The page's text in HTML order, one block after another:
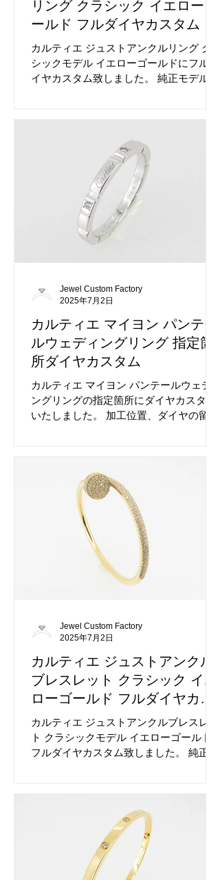
リング クラシック イエローゴ
ールド フルダイヤカスタム
カルティエ ジュストアンクルリング クラ
シックモデル イエローゴールドにフルダ
イヤカスタム致しました。 純正モデルを
大人気です。 SMモデルのカスタムも承
っております。 ジュストアンクルシリー
ズ以外のカスタムも大得意です。 細部ま
で拘っております。 仕上げ磨きまで行い
ますので大変綺麗な状態でお渡し致しま
す。 ダイヤカスタム前のジュストアンク
ルリングです。 ダイヤの有無で全くの別
物です。 大変ダイヤが映えるモデルでご
予算に応じてご案内いたします。
カルティエ マイヨン パンテー
ルウェディングリング 指定箇
所ダイヤカスタム
カルティエ マイヨン パンテールウェディ
ングリングの指定箇所にダイヤカスタム
いたしました。 加工位置、ダイヤの留め
スタム前のカルティエ マイヨン パンテー
ルウェディングリングです。 ご希望の箇
所にカスタム可能です。
Jewel Custom Factory
2025年7月2日
カルティエ ジュストアンクル
ブレスレット クラシック イエ
ローゴールド フルダイヤカス
タム
カルティエ ジュストアンクルブレスレッ
ト クラシックモデル イエローゴールドに
フルダイヤカスタム致しました。 純正モ
ダイヤカスタムも大人気です。 細部まで
拘って製作しております。 仕上げ磨きを
行なって完成となります。 大変綺麗な状
態でお渡し致します。 ダイヤカスタム前
のジュストアンクルブレスレットです。
Jewel Custom Factory
2025年7月2日